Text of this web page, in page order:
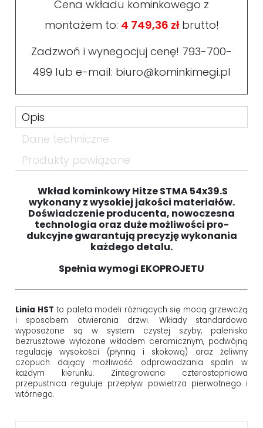
Cena wkładu kominkowego z
montażem to: 4 749,36 złbrutto!
Zadzwoń i wynegocjuj cenę! 793-700-
499 lub e-mail: biuro@kominkimegi.pl
Opis
Dane techniczne
Produkty powiązane
Wkład kominkowy Hitze STMA 54x39.S
wykonany z wysokiej jakości materiałów.
Doświadczenie producenta, nowoczesna
technologia oraz duże możliwości pro­
dukcyjne gwarantują precyzję wykonania
każdego detalu.
Spełnia wymogi EKOPROJETU
Linia HST to paleta modeli różniących się mocą grzewczą
i sposobem otwierania drzwi. Wkłady standardowo
wyposażone są w system czystej szyby, palenisko
bezrusztowe wyłożone wkładem ceramicznym, podwójną
regulację wysokości (płynną i skokową) oraz żeliwny
czopuch dający możliwość odprowadzania spalin w
każdym kierunku. Zintegrowana czterostopniowa
przepustnica reguluje przepływ powietrza pierwotnego i
wtórnego.